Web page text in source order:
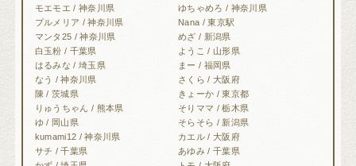
モエモエ / 神奈川県
ゆちゃめろ / 神奈川県
プルメリア / 神奈川県
Nana / 東京駅
マンタ25 / 神奈川県
めざ / 新潟県
白玉粉 / 千葉県
ようこ / 山形県
はるみな / 埼玉県
まー / 福岡県
なう / 神奈川県
さくら / 大阪府
陳 / 茨城県
きょーか / 東京都
りゅうちゃん / 熊本県
そりママ / 栃木県
ゆ / 岡山県
そらそら / 新潟県
kumami12 / 神奈川県
カエル / 大阪府
サチ / 千葉県
あゆみ / 千葉県